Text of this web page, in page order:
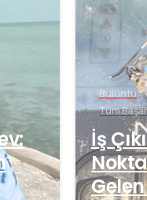
Buluntu
Tüm
İş